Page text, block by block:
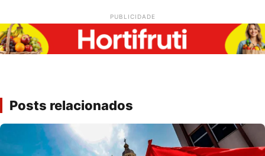
PUBLICIDADE
Posts relacionados